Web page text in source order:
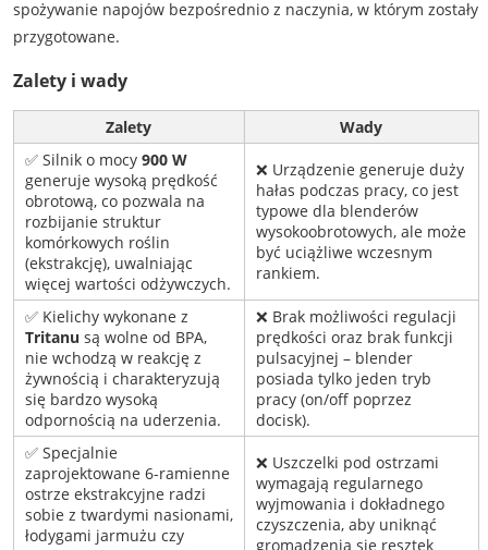
spożywanie napojów bezpośrednio z naczynia, w którym zostały
przygotowane.
Zalety i wady
Zalety
Wady
✅ Silnik o mocy 900 W
generuje wysoką prędkość
obrotową, co pozwala na
rozbijanie struktur
komórkowych roślin
(ekstrakcję), uwalniając
więcej wartości odżywczych.
❌ Urządzenie generuje duży
hałas podczas pracy, co jest
typowe dla blenderów
wysokoobrotowych, ale może
być uciążliwe wczesnym
rankiem.
✅ Kielichy wykonane z
Tritanu są wolne od BPA,
nie wchodzą w reakcję z
żywnością i charakteryzują
się bardzo wysoką
odpornością na uderzenia.
❌ Brak możliwości regulacji
prędkości oraz brak funkcji
pulsacyjnej – blender
posiada tylko jeden tryb
pracy (on/off poprzez
docisk).
✅ Specjalnie
zaprojektowane 6-ramienne
ostrze ekstrakcyjne radzi
sobie z twardymi nasionami,
łodygami jarmużu czy
❌ Uszczelki pod ostrzami
wymagają regularnego
wyjmowania i dokładnego
czyszczenia, aby uniknąć
gromadzenia się resztek